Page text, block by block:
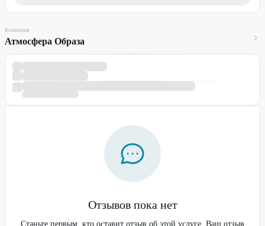
Промокод можно использовать неограниченное количество раз.
27-51
Для получения скидки предъявите промокод.
Стоимость оплачивается на месте.
Промокод не суммируется с другими действующими
предложениями компании.
ПРЕДУПРЕЖДАЕМ О НЕОБХОДИМОСТИ ПОЛУЧЕНИЯ
КОНСУЛЬТАЦИИ У ВРАЧА (СПЕЦИАЛИСТА) ПО
ОКАЗЫВАЕМЫМ УСЛУГАМ И
ПРОТИВОПОКАЗАНИЯМ.
Компания
Атмосфера Образа
Отзывов пока нет
Станьте первым, кто оставит отзыв об этой услуге. Ваш отзыв